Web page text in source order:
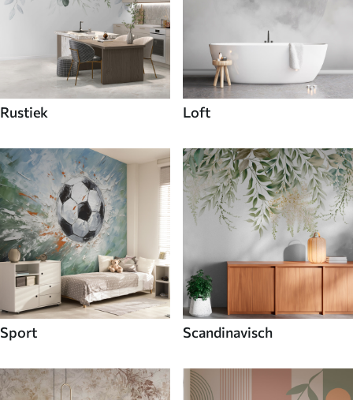
Rustiek Loft
Sport Scandinavisch